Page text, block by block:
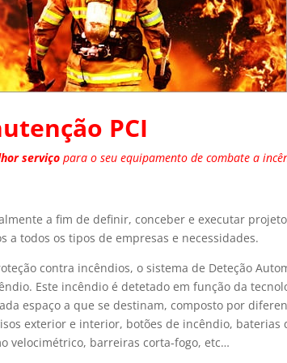
PCI
serviço para o seu equipamento de combate a
a fim de definir, conceber e executar
a todos os tipos de empresas e necessidades.
contra incêndios, o sistema de Deteção
Este incêndio é detetado em função da
espaço a que se destinam, composto por
exterior e interior, botões de incêndio, baterias
velocimétrico, barreiras corta-fogo, etc…